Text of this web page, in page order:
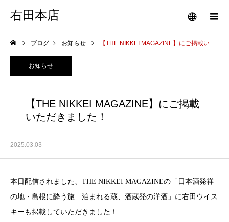
右田本店
ブログ お知らせ 【THE NIKKEI MAGAZINE】にご掲載いただきました！
お知らせ
【THE NIKKEI MAGAZINE】にご掲載
いただきました！
2025.03.03
本日配信されました、THE NIKKEI MAGAZINEの「日本酒発祥
の地・島根に酔う旅 泊まれる蔵、酒蔵発の洋酒」に右田ウイス
キーも掲載していただきました！